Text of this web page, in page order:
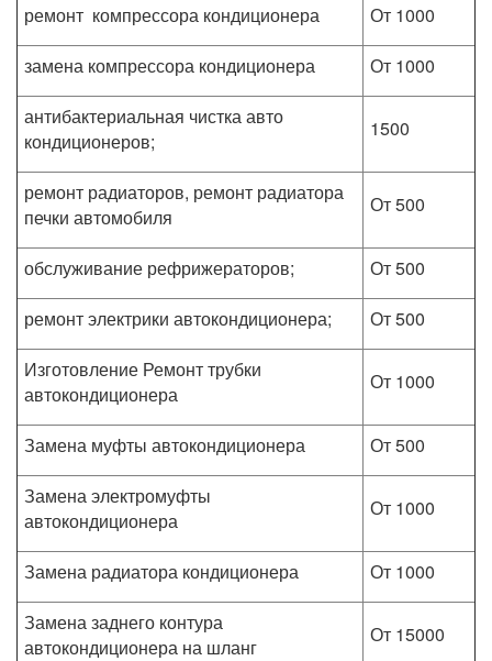
ремонт компрессора кондиционера
От 1000
замена компрессора кондиционера
От 1000
антибактериальная чистка авто
кондиционеров;
1500
ремонт радиаторов, ремонт радиатора
печки автомобиля
От 500
обслуживание рефрижераторов;
От 500
ремонт электрики автокондиционера;
От 500
Изготовление Ремонт трубки
автокондиционера
От 1000
Замена муфты автокондиционера
От 500
Замена электромуфты
автокондиционера
От 1000
Замена радиатора кондиционера
От 1000
Замена заднего контура
автокондиционера на шланг
От 15000